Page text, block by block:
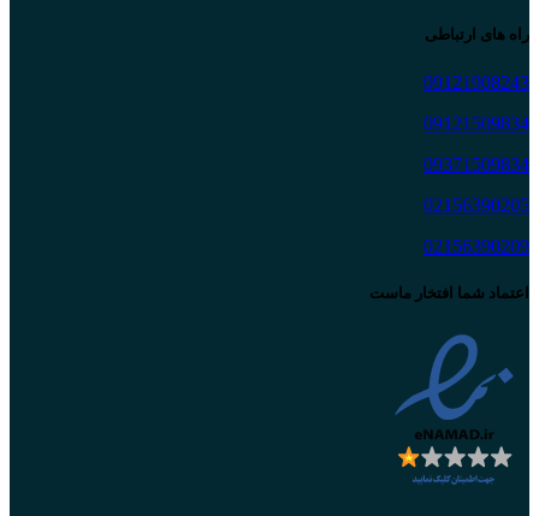
راه های ارتباطی
09121908243
09121509834
09371509834
02156390205
02156390209
اعتماد شما افتخار ماست